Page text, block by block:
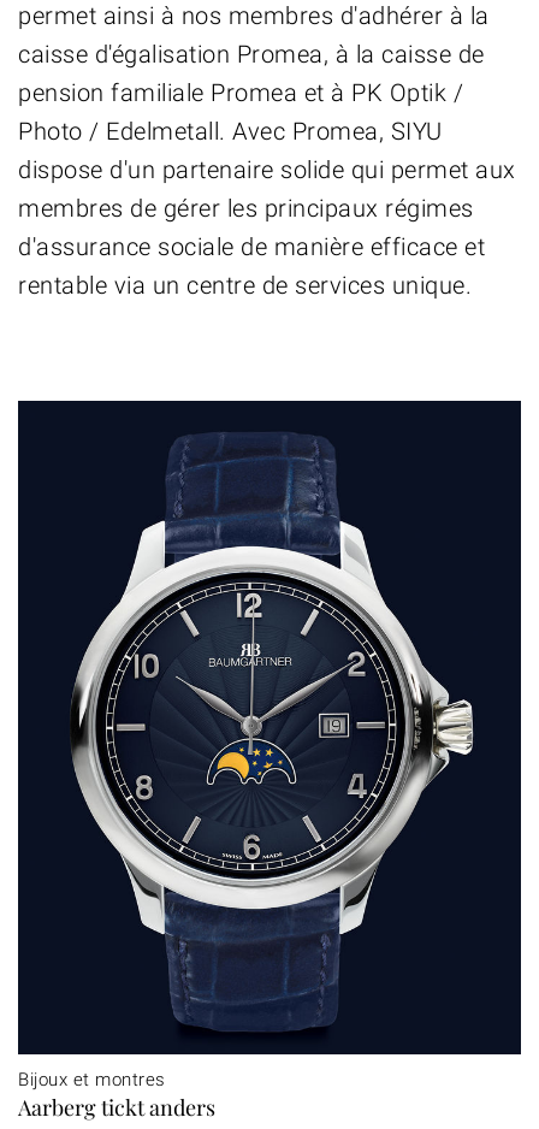
permet ainsi à nos membres d'adhérer à la
caisse d'égalisation Promea, à la caisse de
pension familiale Promea et à PK Optik /
Photo / Edelmetall. Avec Promea, SIYU
dispose d'un partenaire solide qui permet aux
membres de gérer les principaux régimes
d'assurance sociale de manière efficace et
rentable via un centre de services unique.
Bijoux et montres
Aarberg tickt anders